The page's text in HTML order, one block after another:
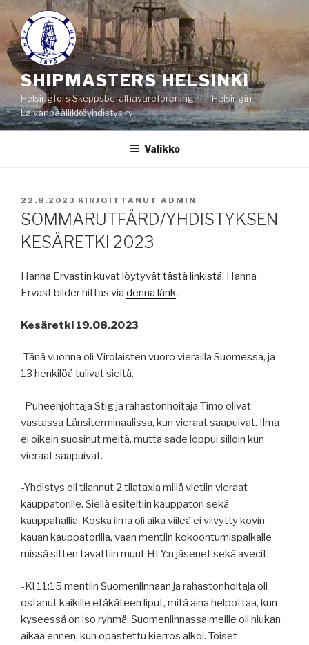
Siirry
sisältöön
SHIPMASTERS HELSINKI
Helsingfors Skeppsbefälhavareförening rf – Helsingin
Laivanpäällikköyhdistys ry
Valikko
JULKAISTU
22.8.2023 KIRJOITTANUT ADMIN
SOMMARUTFÄRD/YHDISTYKSEN
KESÄRETKI 2023
Hanna Ervastin kuvat löytyvättästä linkistä. Hanna
Ervast bilder hittas via denna länk.
Kesäretki 19.08.2023
-Tänä vuonna oli Virolaisten vuoro vierailla Suomessa, ja
13 henkilöä tulivat sieltä.
-Puheenjohtaja Stig ja rahastonhoitaja Timo olivat
vastassa Länsiterminaalissa, kun vieraat saapuivat. Ilma
ei oikein suosinut meitä, mutta sade loppui silloin kun
vieraat saapuivat.
-Yhdistys oli tilannut 2 tilataxia millä vietiin vieraat
kauppatorille. Siellä esiteltiin kauppatori sekä
kauppahallia. Koska ilma oli aika viileä ei viivytty kovin
kauan kauppatorilla, vaan mentiin kokoontumispaikalle
missä sitten tavattiin muut HLY:n jäsenet sekä avecit.
-Kl 11:15 mentiin Suomenlinnaan ja rahastonhoitaja oli
ostanut kaikille etäkäteen liput, mitä aina helpottaa, kun
kyseessä on iso ryhmä. Suomenlinnassa meille oli hiukan
aikaa ennen, kun opastettu kierros alkoi. Toiset